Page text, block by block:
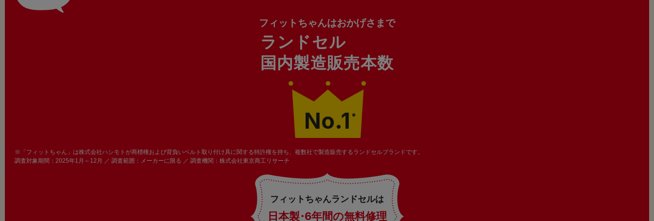
フィットちゃんはおかげさまで
ランドセル
国内製造販売本数
No.1 ※
※「フィットちゃん」は株式会社ハシモトが商標権および背負いベルト取り付け具に関する特許権を持ち、複数社で製造販売するランドセルブランドです。
調査対象期間：2025年1月～12月 ／ 調査範囲：メーカーに限る ／ 調査機関：株式会社東京商工リサーチ
フィットちゃんランドセルは
日本製・6年間の無料修理